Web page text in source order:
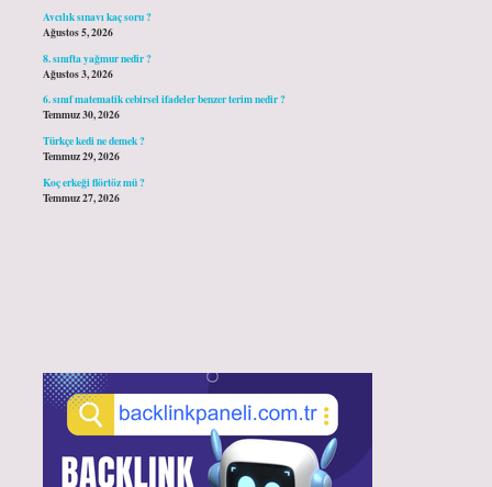
Avcılık sınavı kaç soru ?
Ağustos 5, 2026
8. sınıfta yağmur nedir ?
Ağustos 3, 2026
6. sınıf matematik cebirsel ifadeler benzer terim nedir ?
Temmuz 30, 2026
Türkçe kedi ne demek ?
Temmuz 29, 2026
Koç erkeği flörtöz mü ?
Temmuz 27, 2026